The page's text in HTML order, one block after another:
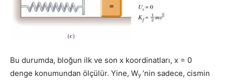
Bu durumda, bloğun ilk ve son x koordinatları, x = 0
denge konumundan ölçülür. Yine, Wy ’nin sadece, cismin